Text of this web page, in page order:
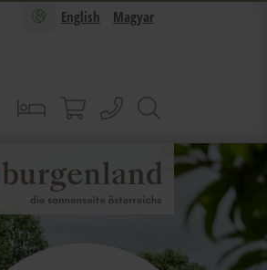
English Magyar
BuchenSonnentherme Shop
anrufen